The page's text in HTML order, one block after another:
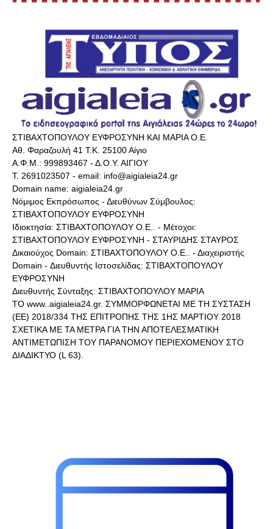
ΣΤΙΒΑΧΤΟΠΟΥΛΟΥ ΕΥΦΡΟΣΥΝΗ ΚΑΙ ΜΑΡΙΑ Ο.Ε.
Αθ. Φαραζουλή 41 Τ.Κ. 25100 Αίγιο
Α.Φ.Μ.: 999893467 - Δ.Ο.Υ. ΑΙΓΙΟΥ
Τ. 2691023507 - email: info@aigialeia24.gr
Domain name: aigialeia24.gr
Νόμιμος Εκπρόσωπος - Διευθύνων Σύμβουλος:
ΣΤΙΒΑΧΤΟΠΟΥΛΟΥ ΕΥΦΡΟΣΥΝΗ
Ιδιοκτησία: ΣΤΙΒΑΧΤΟΠΟΥΛΟΥ Ο.Ε.. - Μέτοχοι:
ΣΤΙΒΑΧΤΟΠΟΥΛΟΥ ΕΥΦΡΟΣΥΝΗ - ΣΤΑΥΡΙΔΗΣ ΣΤΑΥΡΟΣ
Δικαιούχος Domain: ΣΤΙΒΑΧΤΟΠΟΥΛΟΥ Ο.Ε.. - Διαχειριστής
Domain - Διευθυντής Ιστοσελίδας: ΣΤΙΒΑΧΤΟΠΟΥΛΟΥ
ΕΥΦΡΟΣΥΝΗ
Διευθυντής Σύνταξης: ΣΤΙΒΑΧΤΟΠΟΥΛΟΥ ΜΑΡΙΑ
ΤΟ www..aigialeia24.gr. ΣΥΜΜΟΡΦΩΝΕΤΑΙ ΜΕ ΤΗ ΣΥΣΤΑΣΗ
(ΕΕ) 2018/334 ΤΗΣ ΕΠΙΤΡΟΠΗΣ ΤΗΣ 1ΗΣ ΜΑΡΤΙΟΥ 2018
ΣΧΕΤΙΚΑ ΜΕ ΤΑ ΜΕΤΡΑ ΓΙΑ ΤΗΝ ΑΠΟΤΕΛΕΣΜΑΤΙΚΗ
ΑΝΤΙΜΕΤΩΠΙΣΗ ΤΟΥ ΠΑΡΑΝΟΜΟΥ ΠΕΡΙΕΧΟΜΕΝΟΥ ΣΤΟ
ΔΙΑΔΙΚΤΥΟ (L 63).